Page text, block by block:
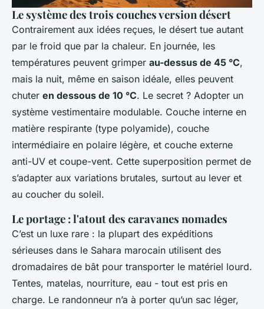
Le système des trois couches version désert
Contrairement aux idées reçues, le désert tue autant
par le froid que par la chaleur. En journée, les
températures peuvent grimper au-dessus de 45 °C,
mais la nuit, même en saison idéale, elles peuvent
chuter en dessous de 10 °C. Le secret ? Adopter un
système vestimentaire modulable. Couche interne en
matière respirante (type polyamide), couche
intermédiaire en polaire légère, et couche externe
anti-UV et coupe-vent. Cette superposition permet de
s’adapter aux variations brutales, surtout au lever et
au coucher du soleil.
Le portage : l'atout des caravanes nomades
C’est un luxe rare : la plupart des expéditions
sérieuses dans le Sahara marocain utilisent des
dromadaires de bât pour transporter le matériel lourd.
Tentes, matelas, nourriture, eau - tout est pris en
charge. Le randonneur n’a à porter qu’un sac léger,